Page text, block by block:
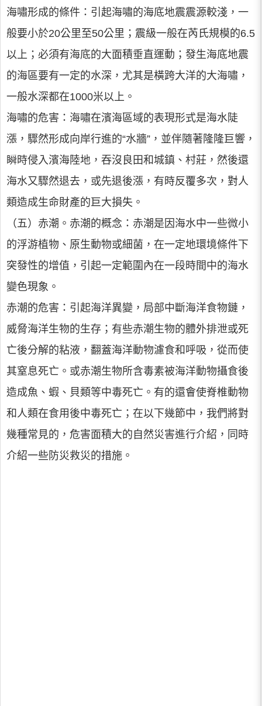
海嘯形成的條件：引起海嘯的海底地震震源較淺，一
般要小於20公里至50公里；震級一般在芮氏規模的6.5
以上；必須有海底的大面積垂直運動；發生海底地震
的海區要有一定的水深，尤其是橫跨大洋的大海嘯，
一般水深都在1000米以上。
海嘯的危害：海嘯在濱海區域的表現形式是海水陡
漲，驟然形成向岸行進的“水牆”，並伴隨著隆隆巨響，
瞬時侵入濱海陸地，吞沒良田和城鎮、村莊，然後還
海水又驟然退去，或先退後漲，有時反覆多次，對人
類造成生命財產的巨大損失。
（五）赤潮。赤潮的概念：赤潮是因海水中一些微小
的浮游植物、原生動物或細菌，在一定地環境條件下
突發性的增值，引起一定範圍內在一段時間中的海水
變色現象。
赤潮的危害：引起海洋異變，局部中斷海洋食物鏈，
威脅海洋生物的生存；有些赤潮生物的體外排泄或死
亡後分解的粘液，翻蓋海洋動物濾食和呼吸，從而使
其窒息死亡。或赤潮生物所含毒素被海洋動物攝食後
造成魚、蝦、貝類等中毒死亡。有的還會使脊椎動物
和人類在食用後中毒死亡；在以下幾節中，我們將對
幾種常見的，危害面積大的自然災害進行介紹，同時
介紹一些防災救災的措施。